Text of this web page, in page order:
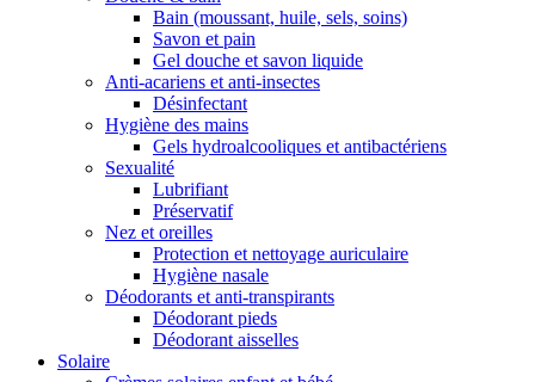
Bain (moussant, huile, sels, soins)
Savon et pain
Gel douche et savon liquide
Anti-acariens et anti-insectes
Désinfectant
Hygiène des mains
Gels hydroalcooliques et antibactériens
Sexualité
Lubrifiant
Préservatif
Nez et oreilles
Protection et nettoyage auriculaire
Hygiène nasale
Déodorants et anti-transpirants
Déodorant pieds
Déodorant aisselles
Solaire